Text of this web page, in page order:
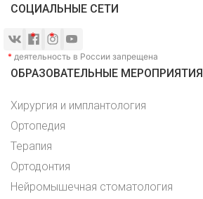
СОЦИАЛЬНЫЕ СЕТИ
* деятельность в России запрещена
ОБРАЗОВАТЕЛЬНЫЕ МЕРОПРИЯТИЯ
Хирургия и имплантология
Ортопедия
Терапия
Ортодонтия
Нейромышечная стоматология